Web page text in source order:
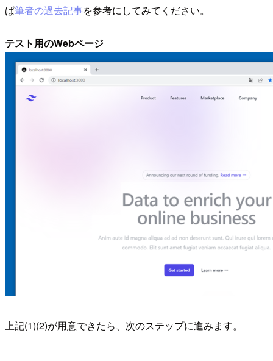
ば筆者の過去記事を参考にしてみてください。
テスト用のWebページ
上記(1)(2)が用意できたら、次のステップに進みます。